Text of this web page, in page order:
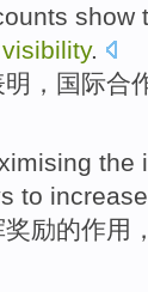
show
visibility.
， 国际合
the
to increase
奖励的作用